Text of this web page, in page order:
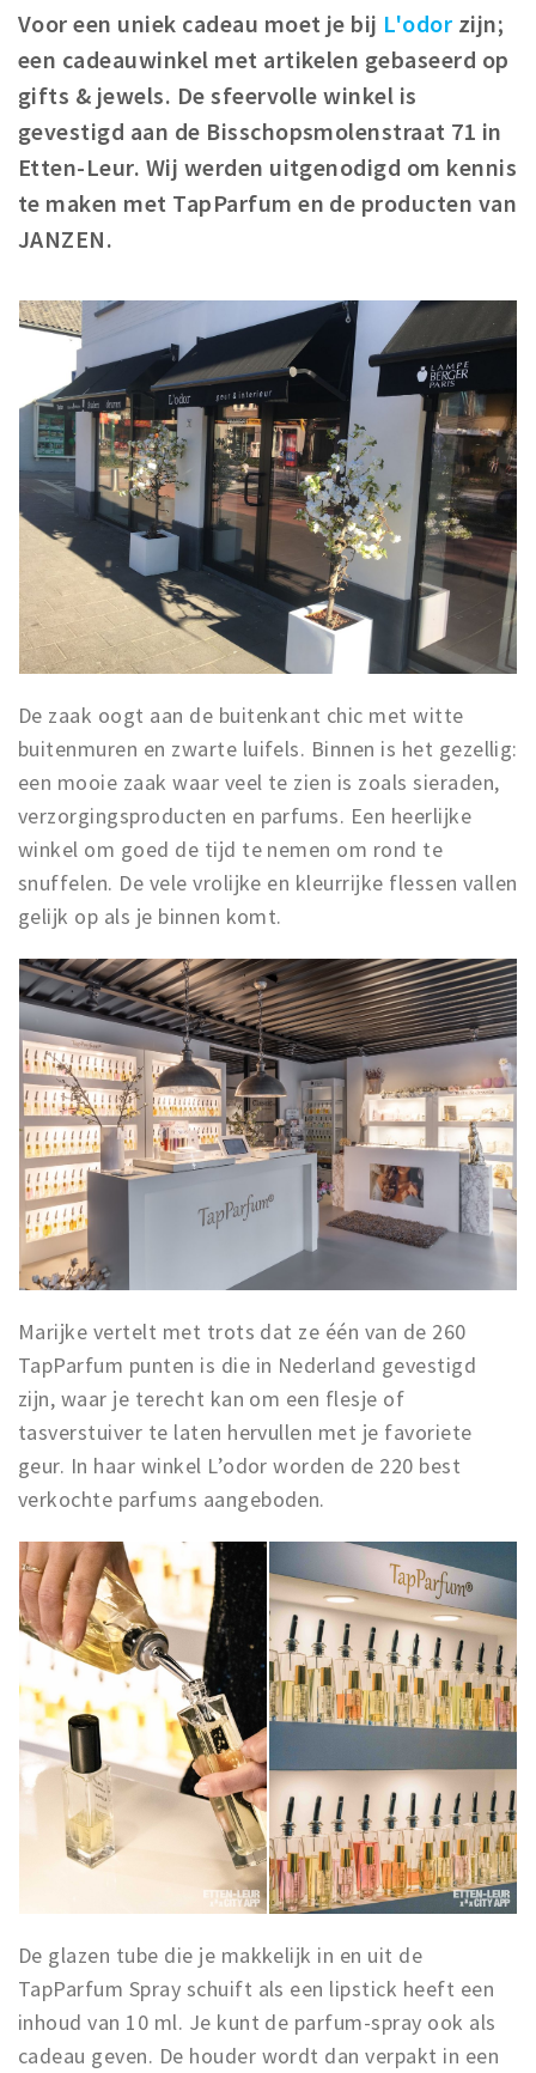
Winkelgebieden
Parkeren
Bezienswaardigheden
Musea, theaters & podia
Uitjes & activiteiten
Toeristische routes
Baroniepoorten
Andere City Apps
Inloggen
Voor een uniek cadeau moet je bij L'odor zijn;
een cadeauwinkel met artikelen gebaseerd op
gifts & jewels. De sfeervolle winkel is
gevestigd aan de Bisschopsmolenstraat 71 in
Etten-Leur. Wij werden uitgenodigd om kennis
te maken met TapParfum en de producten van
JANZEN.
De zaak oogt aan de buitenkant chic met witte
buitenmuren en zwarte luifels. Binnen is het gezellig:
een mooie zaak waar veel te zien is zoals sieraden,
verzorgingsproducten en parfums. Een heerlijke
winkel om goed de tijd te nemen om rond te
snuffelen. De vele vrolijke en kleurrijke flessen vallen
gelijk op als je binnen komt.
Marijke vertelt met trots dat ze één van de 260
TapParfum punten is die in Nederland gevestigd
zijn, waar je terecht kan om een flesje of
tasverstuiver te laten hervullen met je favoriete
geur. In haar winkel L’odor worden de 220 best
verkochte parfums aangeboden.
De glazen tube die je makkelijk in en uit de
TapParfum Spray schuift als een lipstick heeft een
inhoud van 10 ml. Je kunt de parfum-spray ook als
cadeau geven. De houder wordt dan verpakt in een